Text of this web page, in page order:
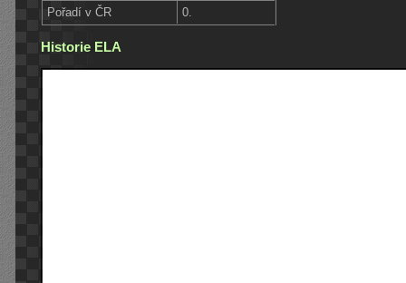
Pořadí v ČR
0.
Historie ELA